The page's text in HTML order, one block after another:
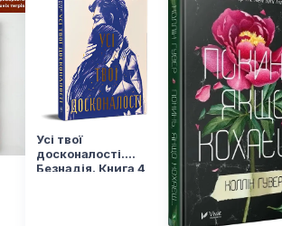
Усі твої
досконалості.
Безнадія. Книга 4